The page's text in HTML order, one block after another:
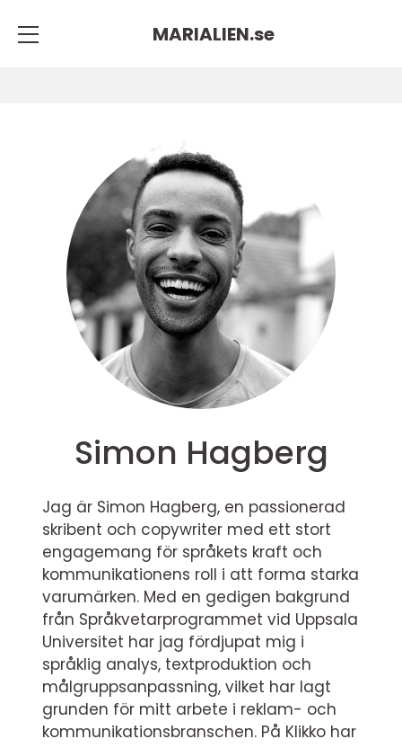
MARIALIEN.se
Simon Hagberg
Jag är Simon Hagberg, en passionerad
skribent och copywriter med ett stort
engagemang för språkets kraft och
kommunikationens roll i att forma starka
varumärken. Med en gedigen bakgrund
från Språkvetarprogrammet vid Uppsala
Universitet har jag fördjupat mig i
språklig analys, textproduktion och
målgruppsanpassning, vilket har lagt
grunden för mitt arbete i reklam- och
kommunikationsbranschen. På Klikko har